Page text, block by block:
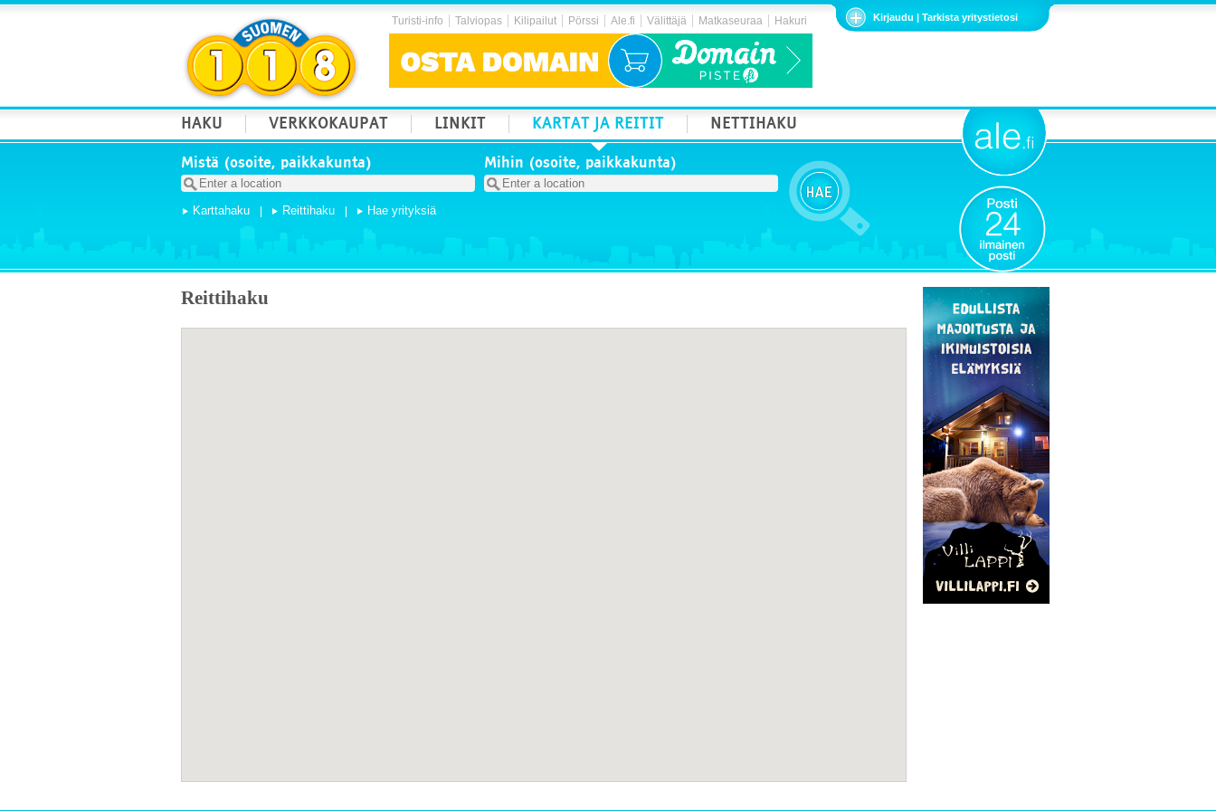
Kirjaudu | Tarkista yritystietosi
Turisti-info Talviopas Kilipailut Pörssi Ale.fi Välittäjä Matkaseuraa Hakuri
HAKU VERKKOKAUPAT LINKIT KARTAT JA REITIT NETTIHAKU
Karttahaku Reittihaku Hae yrityksiä
Mistä (osoite, paikkakunta) Mihin (osoite, paikkakunta)
Reittihaku